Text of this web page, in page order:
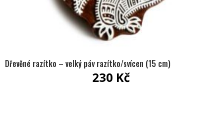
Dřevěné razítko – velký páv razítko/svícen (15 cm)
230 Kč